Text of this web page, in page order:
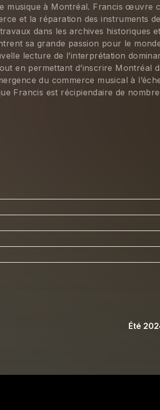
musique à Montréal. Francis œuvre
et la réparation des instruments
dans les archives historiques
sa grande passion pour le
lecture de l’interprétation
en permettant d’inscrire Montréal
du commerce musical à
Francis est récipiendaire de
Été